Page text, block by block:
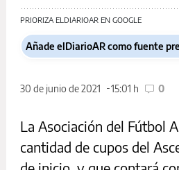
PRIORIZA ELDIARIOAR EN GOOGLE
Añade elDiarioAR como fuente
30 de junio de 2021 15:01 h 0
La Asociación del Fútbol
cantidad de cupos del